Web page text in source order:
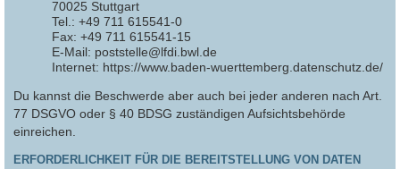
70025 Stuttgart
Tel.: +49 711 615541-0
Fax: +49 711 615541-15
E-Mail: poststelle@lfdi.bwl.de
Internet: https://www.baden-wuerttemberg.datenschutz.de/
Du kannst die Beschwerde aber auch bei jeder anderen nach Art.
77 DSGVO oder § 40 BDSG zuständigen Aufsichtsbehörde
einreichen.
ERFORDERLICHKEIT FÜR DIE BEREITSTELLUNG VON DATEN